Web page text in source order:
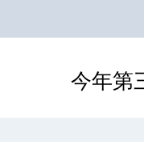
今年第